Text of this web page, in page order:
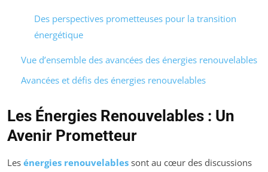
Des perspectives prometteuses pour la transition
énergétique
Vue d’ensemble des avancées des énergies renouvelables
Avancées et défis des énergies renouvelables
Les Énergies Renouvelables : Un
Avenir Prometteur
Les énergies renouvelables sont au cœur des discussions